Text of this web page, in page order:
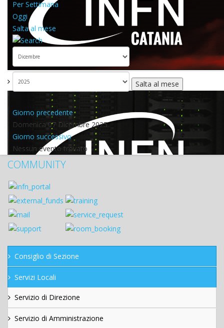
Per Settimana
Oggi
Salta al mese
Salta al mese
Giorno precedente
Domenica 07 Dicembre 2025
Giorno successivo
Nessun evento trovato
COMMUNITY
Consiglio di Sezione
Servizi Locali
Servizio di Direzione
Servizio di Amministrazione